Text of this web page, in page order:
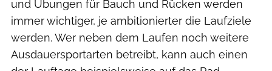
und Übungen für Bauch und Rücken werden
immer wichtiger, je ambitionierter die Laufziele
werden. Wer neben dem Laufen noch weitere
Ausdauersportarten betreibt, kann auch einen